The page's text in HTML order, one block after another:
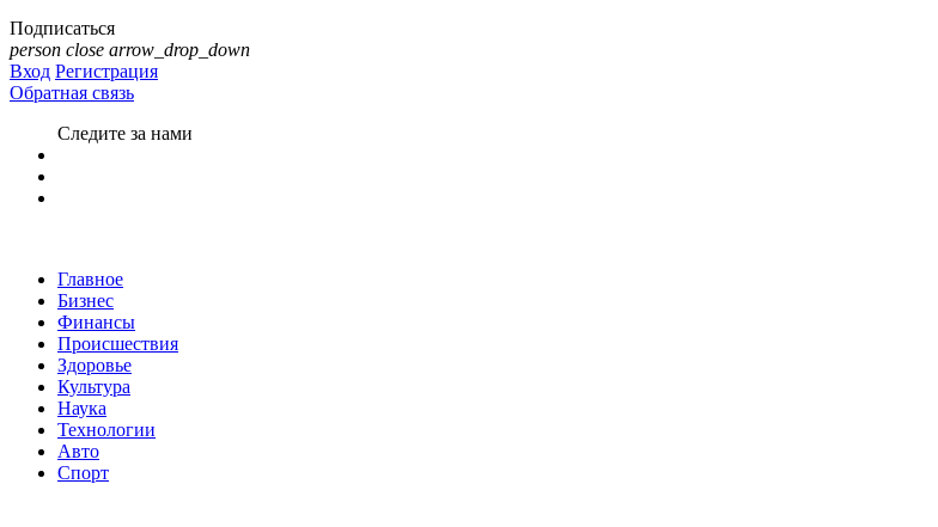
Подписаться
person close arrow_drop_down
Вход Регистрация
Обратная связь
Следите за нами
Главное
Бизнес
Финансы
Происшествия
Здоровье
Культура
Наука
Технологии
Авто
Спорт